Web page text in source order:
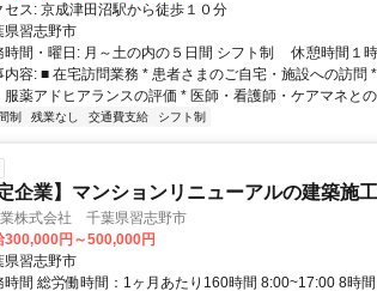
アクセス: 京成津田沼駅から徒歩１０分
県習志野市
時間・曜日: 月～土の内の５日間 シフト制 休憩時間１
内容: ■ 在宅訪問業務 * 患者さまのご自宅・施設への訪
服薬アドヒアランスの評価 * 医師・看護師・ケアマネと
制 残業なし 交通費支給 シフト制
定企業】マンションリニューアルの建築施
株式会社 千葉県習志野市
300,000円～500,000円
県習志野市
時間 総労働時間：1ヶ月あたり160時間 8:00~17:00 8時間